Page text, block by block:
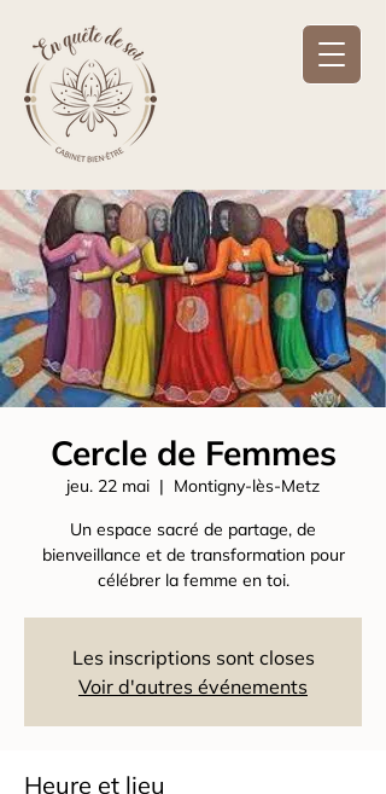
Cercle de Femmes
jeu. 22 mai
  |
Montigny-lès-Metz
Un espace sacré de partage, de
bienveillance et de transformation pour
célébrer la femme en toi.
Les inscriptions sont closes
Voir d'autres événements
Heure et lieu